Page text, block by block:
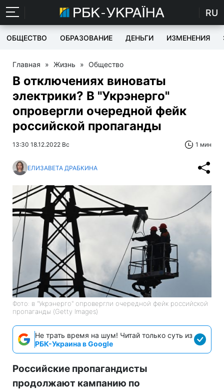
RU
ОБЩЕСТВО ОБРАЗОВАНИЕ ДЕНЬГИ ИЗМЕНЕНИЯ
Главная » Жизнь » Общество
В отключениях виноваты
электрики? В "Укрэнерго"
опровергли очередной фейк
российской пропаганды
13:30 18.12.2022 Вс 1 мин
ЕЛИЗАВЕТА ДРАБКИНА
Фото: в "Укрэнерго" опровергли очередной фейк российской
пропаганды (Getty Images)
Не трать время на шум! Читай только суть из
РБК-Украина в Google
Российские пропагандисты
продолжают кампанию по